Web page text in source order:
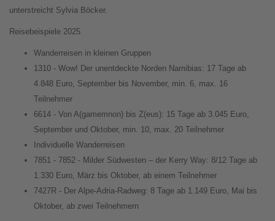
unterstreicht Sylvia Böcker.
Reisebeispiele 2025
Wanderreisen in kleinen Gruppen
1310 - Wow! Der unentdeckte Norden Namibias: 17 Tage ab
4.848 Euro, September bis November, min. 6, max. 16
Teilnehmer
6614 - Von A(gamemnon) bis Z(eus): 15 Tage ab 3.045 Euro,
September und Oktober, min. 10, max. 20 Teilnehmer
Individuelle Wanderreisen
7851 - 7852 - Milder Südwesten – der Kerry Way: 8/12 Tage ab
1.330 Euro, März bis Oktober, ab einem Teilnehmer
7427R - Der Alpe-Adria-Radweg: 8 Tage ab 1.149 Euro, Mai bis
Oktober, ab zwei Teilnehmern